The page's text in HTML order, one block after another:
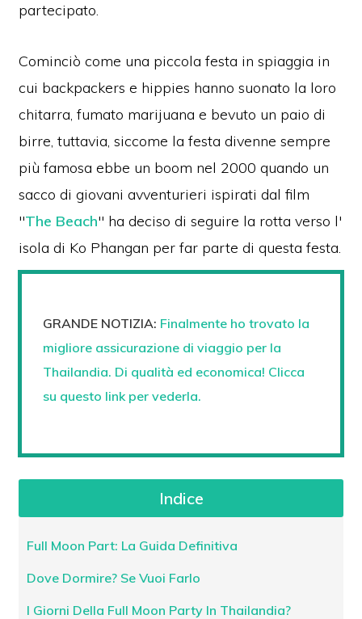
partecipato.
Cominciò come una piccola festa in spiaggia in
cui backpackers e hippies hanno suonato la loro
chitarra, fumato marijuana e bevuto un paio di
birre, tuttavia, siccome la festa divenne sempre
più famosa ebbe un boom nel 2000 quando un
sacco di giovani avventurieri ispirati dal film
"The Beach" ha deciso di seguire la rotta verso l'
isola di Ko Phangan per far parte di questa festa.
GRANDE NOTIZIA: Finalmente ho trovato la
migliore assicurazione di viaggio per la
Thailandia. Di qualità ed economica! Clicca
su questo link per vederla.
Indice
Full Moon Part: La Guida Definitiva
Dove Dormire? Se Vuoi Farlo
I Giorni Della Full Moon Party In Thailandia?